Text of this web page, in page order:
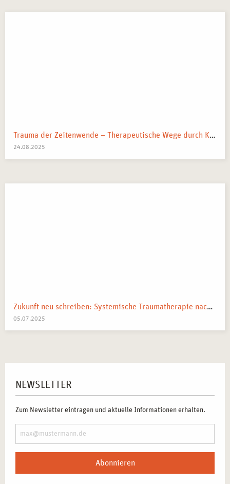
Trauma der Zeitenwende – Therapeutische Wege durch Krieg, Klima & Krisen
24.08.2025
Zukunft neu schreiben: Systemische Traumatherapie nach kollektiven Schocks
05.07.2025
NEWSLETTER
Zum Newsletter eintragen und aktuelle Informationen erhalten.
Abonnieren